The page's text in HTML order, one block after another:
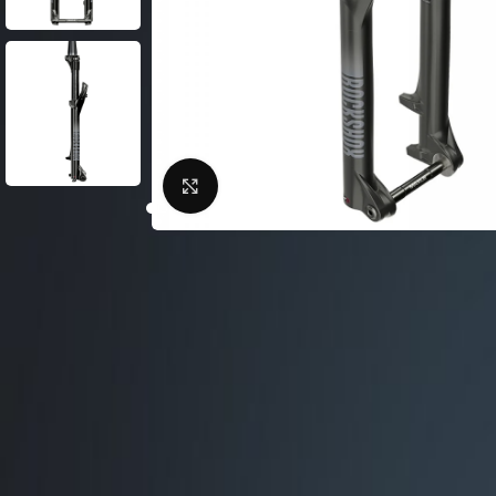
электрические
Велосипеды городские
Велосипеды складные
Велосипеды детские
Велосипеды женские
Велосипeды BMX
Шлема велосипедные
Замки для велосипеда
Сигналы для
Велоподножки
Крылья для
Кейсы для
Нажмите, чтобы увеличить